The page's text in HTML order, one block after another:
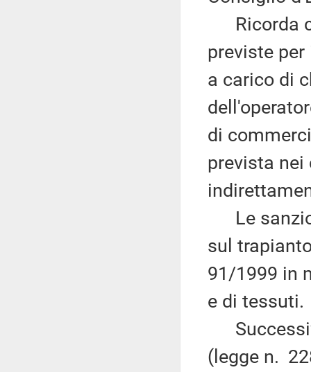
Ricorda
previste
a carico di
di
prevista
Le
sul
91/1999 in
e di tessuti.
(legge n.